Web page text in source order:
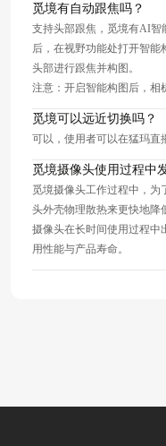
觅境有自动跟焦吗？
支持头部跟焦，觅境有AI智
后，在视野功能处打开智
头部进行跟焦并构图。
注意：开启智能构图后，相
觅境可以远近切换吗？
可以，使用者可以在猛玛直
觅境摄像头使用过程中
觅境摄像头工作过程中，
头外壳物理散热来更快地降
摄像头在长时间使用过程中
用性能与产品寿命。